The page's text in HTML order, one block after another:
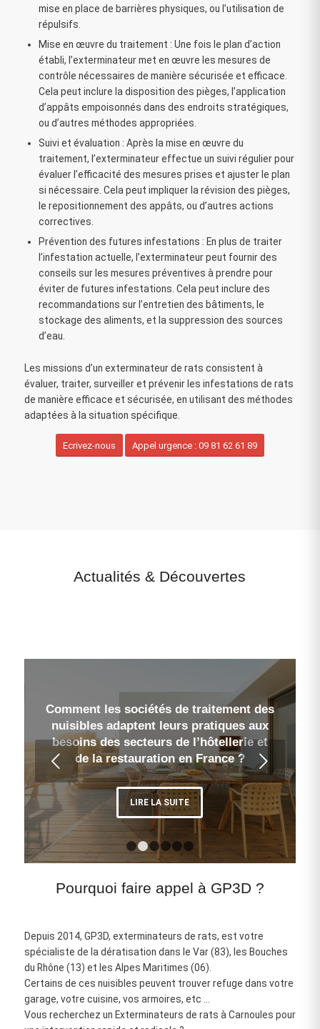
mise en place de barrières physiques, ou l’utilisation de
répulsifs.
Mise en œuvre du traitement : Une fois le plan d’action
établi, l’exterminateur met en œuvre les mesures de
contrôle nécessaires de manière sécurisée et efficace.
Cela peut inclure la disposition des pièges, l’application
d’appâts empoisonnés dans des endroits stratégiques,
ou d’autres méthodes appropriées.
Suivi et évaluation : Après la mise en œuvre du
traitement, l’exterminateur effectue un suivi régulier pour
évaluer l’efficacité des mesures prises et ajuster le plan
si nécessaire. Cela peut impliquer la révision des pièges,
le repositionnement des appâts, ou d’autres actions
correctives.
Prévention des futures infestations : En plus de traiter
l’infestation actuelle, l’exterminateur peut fournir des
conseils sur les mesures préventives à prendre pour
éviter de futures infestations. Cela peut inclure des
recommandations sur l’entretien des bâtiments, le
stockage des aliments, et la suppression des sources
d’eau.
Les missions d’un exterminateur de rats consistent à
évaluer, traiter, surveiller et prévenir les infestations de rats
de manière efficace et sécurisée, en utilisant des méthodes
adaptées à la situation spécifique.
Ecrivez-nous Appel urgence : 09 81 62 61 89
Actualités& Découvertes
Comment les sociétés de traitement des
nuisibles adaptent leurs pratiques aux
besoins des secteurs de l’hôtellerie et
de la restauration en France ?
LIRE LA SUITE
Suivant
2 6
Pourquoi faire appel à GP3D ?
Depuis 2014, GP3D, exterminateurs de rats, est votre
spécialiste de la dératisation dans le Var (83), les Bouches
du Rhône (13) et les Alpes Maritimes (06).
Certains de ces nuisibles peuvent trouver refuge dans votre
garage, votre cuisine, vos armoires, etc …
Vous recherchez un Exterminateurs de rats à Carnoules pour